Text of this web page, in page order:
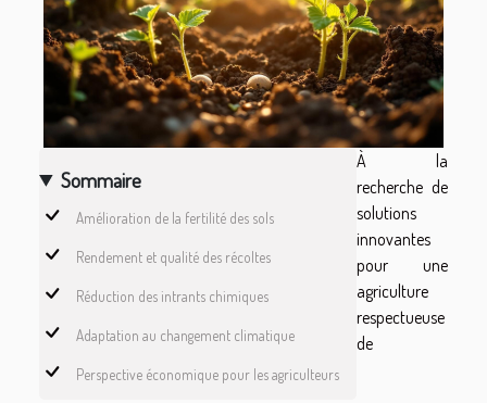
Sommaire
Amélioration de la fertilité des sols
Rendement et qualité des récoltes
Réduction des intrants chimiques
Adaptation au changement climatique
Perspective économique pour les agriculteurs
À la
recherche de
solutions
innovantes
pour une
agriculture
respectueuse
de